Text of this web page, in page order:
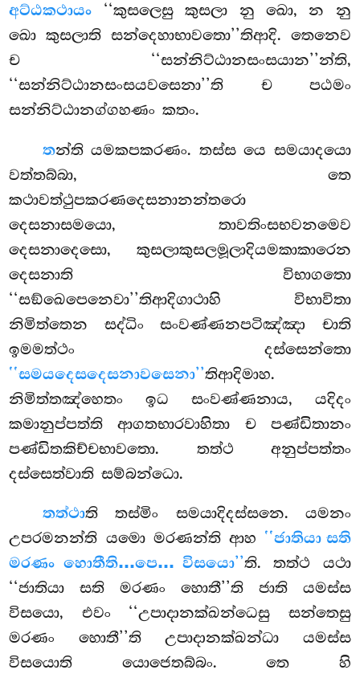
අට්ඨකථායං ‘‘කුසලෙසු කුසලා නු ඛො, න නු
ඛො කුසලාති සන්දෙහාභාවතො’’තිආදි. තෙනෙව
ච ‘‘සන්නිට්ඨානසංසයාන’’න්ති,
‘‘සන්නිට්ඨානසංසයවසෙනා’’ති ච පඨමං
සන්නිට්ඨානග්ගහණං කතං.
තන්ති යමකපකරණං. තස්ස යෙ සමයාදයො
වත්තබ්බා, තෙ
කථාවත්ථුපකරණදෙසනානන්තරො
දෙසනාසමයො, තාවතිංසභවනමෙව
දෙසනාදෙසො, කුසලාකුසලමූලාදියමකාකාරෙන
දෙසනාති විභාගතො
‘‘සඞ්ඛෙපෙනෙවා’’තිආදිගාථාහි විභාවිතා
නිමිත්තෙන සද්ධිං සංවණ්ණනපටිඤ්ඤා චාති
ඉමමත්ථං දස්සෙන්තො
‘‘සමයදෙසදෙසනාවසෙනා’’තිආදිමාහ.
නිමිත්තඤ්හෙතං ඉධ සංවණ්ණනාය, යදිදං
කමානුප්පත්ති ආගතභාරවාහිතා ච පණ්ඩිතානං
පණ්ඩිතකිච්චභාවතො. තත්ථ අනුප්පත්තං
දස්සෙත්වාති සම්බන්ධො.
තත්ථාති තස්මිං සමයාදිදස්සනෙ. යමනං
උපරමනන්ති යමො මරණන්ති ආහ ‘‘ජාතියා සති
මරණං හොතීති…පෙ… විසයො’’ති. තත්ථ යථා
‘‘ජාතියා සති මරණං හොතී’’ති ජාති යමස්ස
විසයො, එවං ‘‘උපාදානක්ඛන්ධෙසු සන්තෙසු
මරණං හොතී’’ති උපාදානක්ඛන්ධා යමස්ස
විසයොති යොජෙතබ්බං. තෙ හි